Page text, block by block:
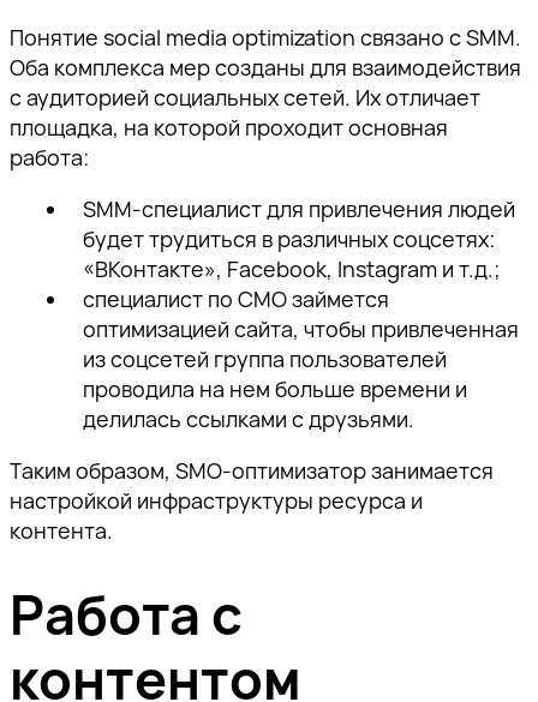
Понятие social media optimization связано с SMM.
Оба комплекса мер созданы для взаимодействия
с аудиторией социальных сетей. Их отличает
площадка, на которой проходит основная
работа:
SMM-специалист для привлечения людей
будет трудиться в различных соцсетях:
«ВКонтакте», Facebook, Instagram и т.д.;
специалист по СМО займется
оптимизацией сайта, чтобы привлеченная
из соцсетей группа пользователей
проводила на нем больше времени и
делилась ссылками с друзьями.
Таким образом, SMO-оптимизатор занимается
настройкой инфраструктуры ресурса и
контента.
Работа с
контентом